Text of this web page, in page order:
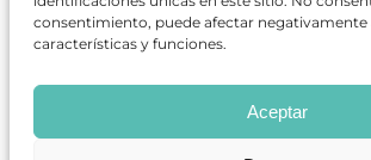
consentimiento, puede afectar negativamente
características y funciones.
Aceptar
CARTELERA TEATRO
CENTROS DE FORMACIÓN
SOBRE NOSOTROS
CONTACTO